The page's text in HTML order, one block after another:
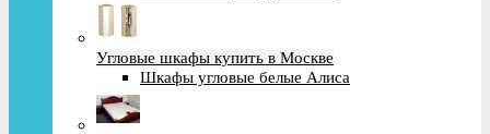
Угловые шкафы купить в Москве
Шкафы угловые белые Алиса